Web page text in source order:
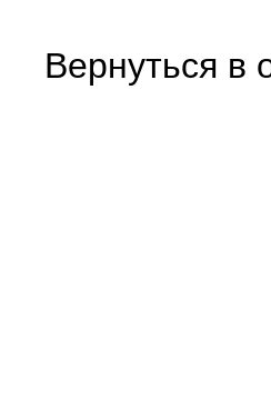
Вернуться в